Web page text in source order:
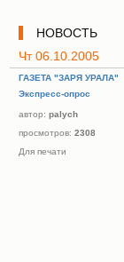
НОВОСТЬ
Чт 06.10.2005
ГАЗЕТА "ЗАРЯ УРАЛА"
Экспресс-опрос
автор: palych
просмотров: 2308
Для печати